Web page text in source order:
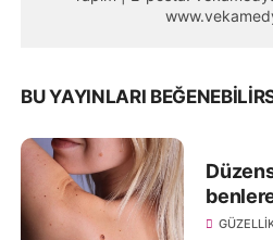
BU YAYINLARI